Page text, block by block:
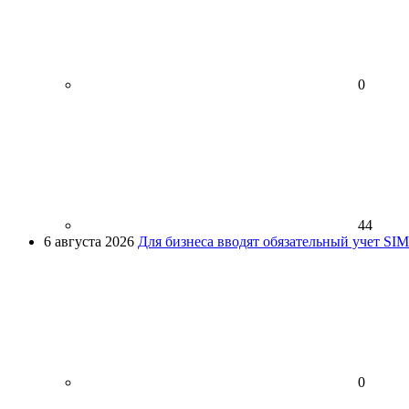
0
44
6 августа 2026 Для бизнеса вводят обязательный учет
0